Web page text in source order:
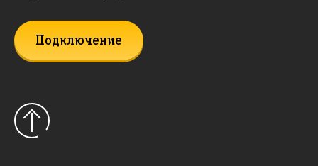
Подключение